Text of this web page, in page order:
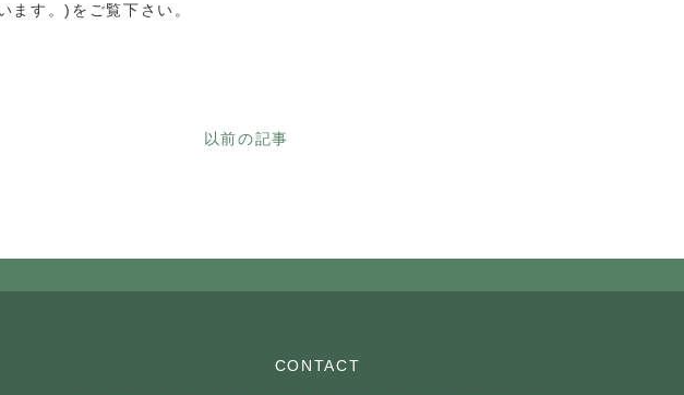
ます。)をご覧下さい。
以前の記事
CONTACT